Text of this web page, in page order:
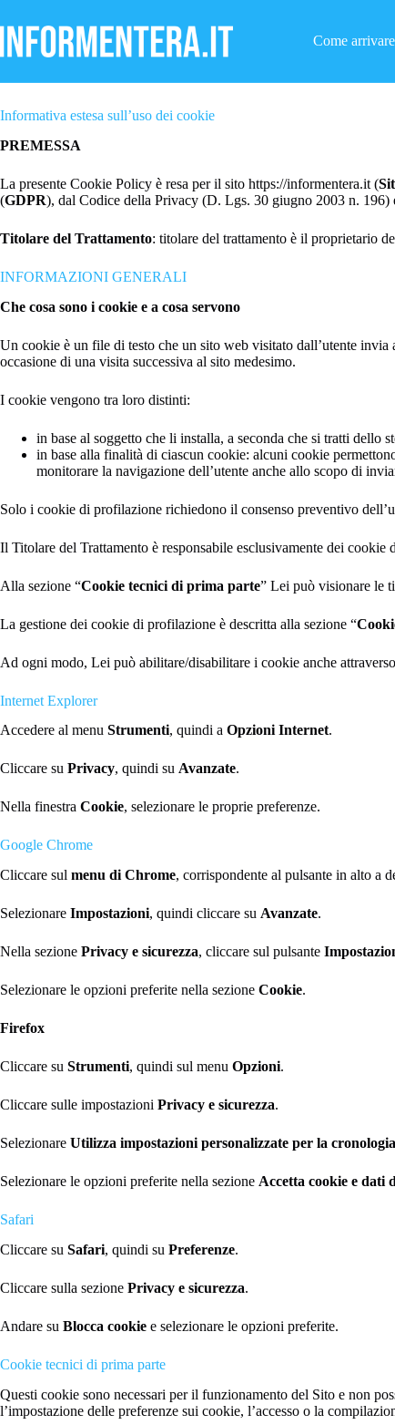
al
contenuto
Come arrivare
Privacy Policy
Informativa estesa sull’uso dei cookie
PREMESSA
La presente Cookie Policy è resa per il sito https://informentera.it (
(GDPR), dal Codice della Privacy (D. Lgs. 30 giugno 2003 n.
Titolare del Trattamento: titolare del trattamento è il proprietario
INFORMAZIONI GENERALI
Che cosa sono i cookie e a cosa servono
Un cookie è un file di testo che un sito web visitato dall’utente
occasione di una visita successiva al sito medesimo.
I cookie vengono tra loro distinti:
in base al soggetto che li installa, a seconda che si tratti dello
in base alla finalità di ciascun cookie: alcuni cookie
monitorare la navigazione dell’utente anche allo scopo di
Solo i cookie di profilazione richiedono il consenso preventivo
Il Titolare del Trattamento è responsabile esclusivamente dei cookie
Alla sezione “Cookie tecnici di prima parte” Lei può visionare le
La gestione dei cookie di profilazione è descritta alla sezione “
Ad ogni modo, Lei può abilitare/disabilitare i cookie anche
Internet Explorer
Accedere al menu Strumenti, quindi a Opzioni Internet.
Cliccare su Privacy, quindi su Avanzate.
Nella finestra Cookie, selezionare le proprie preferenze.
Google Chrome
Cliccare sul menu di Chrome, corrispondente al pulsante in alto a
Selezionare Impostazioni, quindi cliccare su Avanzate.
Nella sezione Privacy e sicurezza, cliccare sul pulsante
Selezionare le opzioni preferite nella sezione Cookie.
Firefox
Cliccare su Strumenti, quindi sul menu Opzioni.
Cliccare sulle impostazioni Privacy e sicurezza.
Selezionare Utilizza impostazioni personalizzate per la cronologia
Selezionare le opzioni preferite nella sezione Accetta cookie e dati
Safari
Cliccare su Safari, quindi su Preferenze.
Cliccare sulla sezione Privacy e sicurezza.
Andare su Blocca cookie e selezionare le opzioni preferite.
Cookie tecnici di prima parte
Questi cookie sono necessari per il funzionamento del Sito e non
l’impostazione delle preferenze sui cookie, l’accesso o la